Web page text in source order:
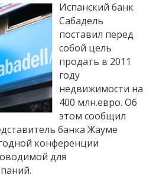
Испанский банк
Сабадель
поставил перед
собой цель
продать в 2011
году
недвижимости на
400 млн.евро. Об
этом сообщил
банка Жауме
конференции
для